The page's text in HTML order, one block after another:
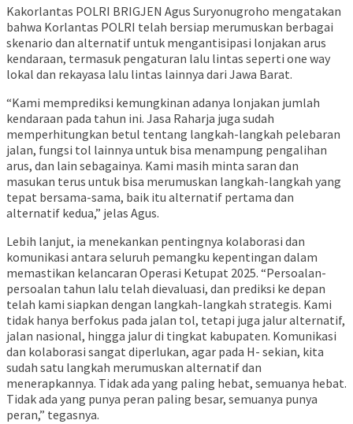
Kakorlantas POLRI BRIGJEN Agus Suryonugroho mengatakan
bahwa Korlantas POLRI telah bersiap merumuskan berbagai
skenario dan alternatif untuk mengantisipasi lonjakan arus
kendaraan, termasuk pengaturan lalu lintas seperti one way
lokal dan rekayasa lalu lintas lainnya dari Jawa Barat.
“Kami memprediksi kemungkinan adanya lonjakan jumlah
kendaraan pada tahun ini. Jasa Raharja juga sudah
memperhitungkan betul tentang langkah-langkah pelebaran
jalan, fungsi tol lainnya untuk bisa menampung pengalihan
arus, dan lain sebagainya. Kami masih minta saran dan
masukan terus untuk bisa merumuskan langkah-langkah yang
tepat bersama-sama, baik itu alternatif pertama dan
alternatif kedua,” jelas Agus.
Lebih lanjut, ia menekankan pentingnya kolaborasi dan
komunikasi antara seluruh pemangku kepentingan dalam
memastikan kelancaran Operasi Ketupat 2025. “Persoalan-
persoalan tahun lalu telah dievaluasi, dan prediksi ke depan
telah kami siapkan dengan langkah-langkah strategis. Kami
tidak hanya berfokus pada jalan tol, tetapi juga jalur alternatif,
jalan nasional, hingga jalur di tingkat kabupaten. Komunikasi
dan kolaborasi sangat diperlukan, agar pada H- sekian, kita
sudah satu langkah merumuskan alternatif dan
menerapkannya. Tidak ada yang paling hebat, semuanya hebat.
Tidak ada yang punya peran paling besar, semuanya punya
peran,” tegasnya.